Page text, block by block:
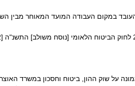
על שוק ההון, ביטוח וחסכון במשרד